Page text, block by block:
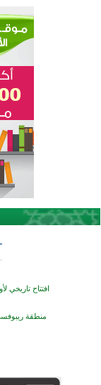
اختتام الدورة
تيسليتش تختتم
اختتام منافسات
افتتاح تاريخي
منطقة
أكبر مشروع إسلامي